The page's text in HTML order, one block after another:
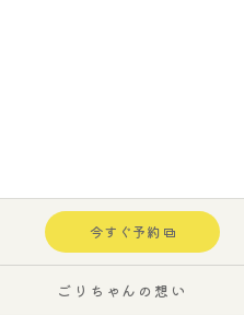
今すぐ予約
ごりちゃんの想い